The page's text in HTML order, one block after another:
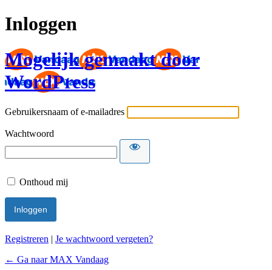
Inloggen
Mogelijk gemaakt door
WordPress
Gebruikersnaam of e-mailadres
Wachtwoord
Onthoud mij
Registreren | Je wachtwoord vergeten?
← Ga naar MAX Vandaag